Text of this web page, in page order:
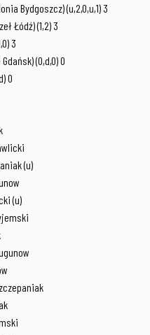
Bydgoszcz) (u,2,0,u,1) 3
Łódź) (1,2) 3
3
(0,d,0) 0
0
(u)
(u)